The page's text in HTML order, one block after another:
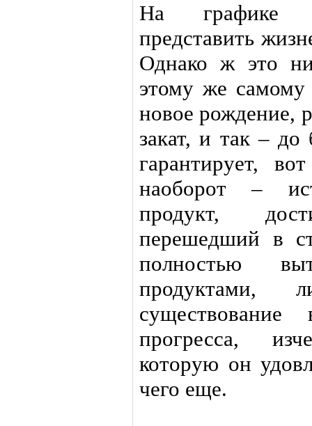
На графике
представить
Однако ж это
этому же самому
новое рождение,
закат, и так – до
гарантирует,
наоборот –
продукт,
перешедший в
полностью
продуктами,
существование
прогресса,
которую он
чего еще.